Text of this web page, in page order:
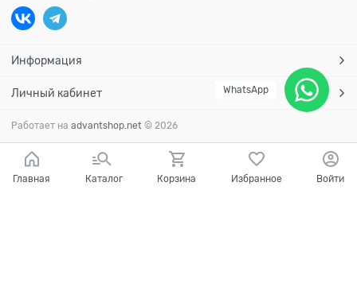
Информация
Личный кабинет
Работает на advantshop.net © 2026
Главная Каталог Корзина Избранное Войти
WhatsApp